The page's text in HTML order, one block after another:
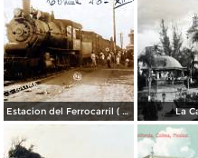
Estacion del Ferrocarril ( Circulada el 26 de Diciembre de 1927 ). La